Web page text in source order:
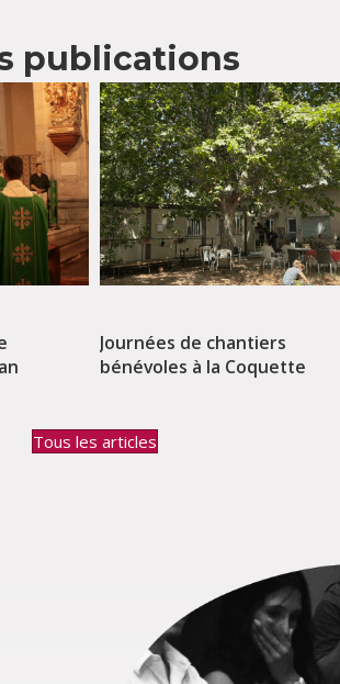
publications
Journées de chantiers
bénévoles à la Coquette
Tous les articles